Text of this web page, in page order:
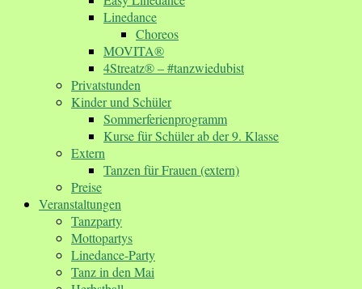
Linedance
Choreos
MOVITA®
4Streatz® – #tanzwiedubist
Privatstunden
Kinder und Schüler
Sommerferienprogramm
Kurse für Schüler ab der 9. Klasse
Extern
Tanzen für Frauen (extern)
Preise
Veranstaltungen
Tanzparty
Mottopartys
Linedance-Party
Tanz in den Mai